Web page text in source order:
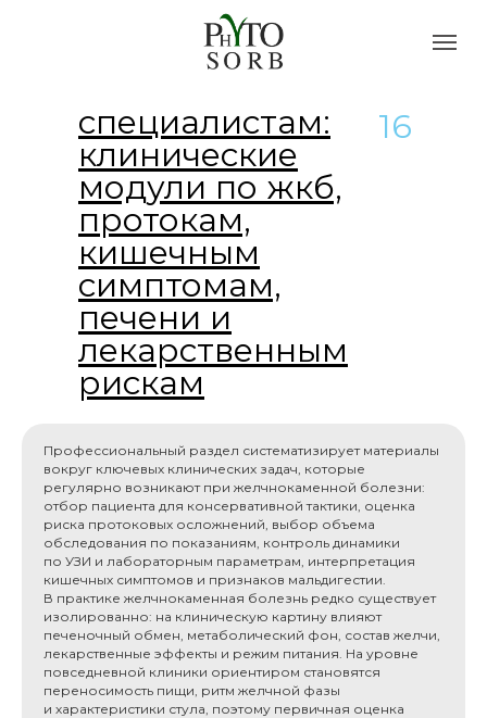
специалистам:
клинические
модули по жкб,
протокам,
кишечным
симптомам,
печени и
лекарственным
рискам
16
Профессиональный раздел систематизирует материалы
вокруг ключевых клинических задач, которые
регулярно возникают при желчнокаменной болезни:
отбор пациента для консервативной тактики, оценка
риска протоковых осложнений, выбор объема
обследования по показаниям, контроль динамики
по УЗИ и лабораторным параметрам, интерпретация
кишечных симптомов и признаков мальдигестии.
В практике желчнокаменная болезнь редко существует
изолированно: на клиническую картину влияют
печеночный обмен, метаболический фон, состав желчи,
лекарственные эффекты и режим питания. На уровне
повседневной клиники ориентиром становятся
переносимость пищи, ритм желчной фазы
и характеристики стула, поэтому первичная оценка